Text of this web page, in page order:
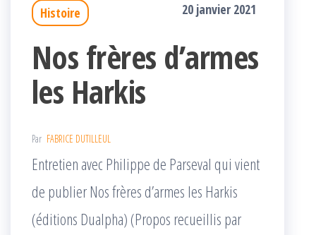
Histoire 20 janvier 2021
Nos frères d’armes
les Harkis
Par FABRICE DUTILLEUL
Entretien avec Philippe de Parseval qui vient
de publier Nos frères d’armes les Harkis
(éditions Dualpha) (Propos recueillis par